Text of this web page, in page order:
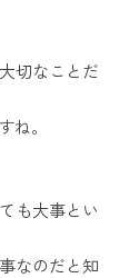
切なことだ
ね。
も大事とい
なのだと知